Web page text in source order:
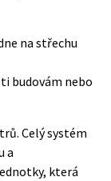
na střechu
budovám nebo
. Celý systém
a
která